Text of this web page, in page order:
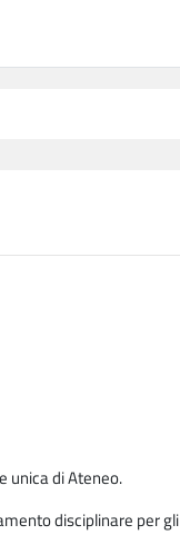
unica di Ateneo.
disciplinare per